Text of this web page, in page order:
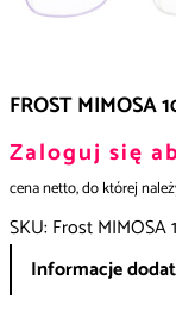
FROST MIMOSA
Zaloguj się
cena netto, do której
SKU: Frost MIMOSA
Informacje